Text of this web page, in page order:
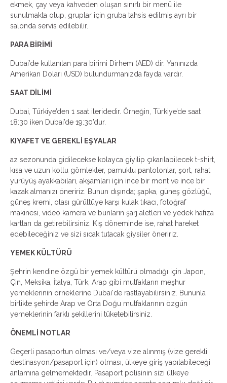
ekmek, çay veya kahveden oluşan sınırlı bir menü ile
sunulmakta olup, gruplar için gruba tahsis edilmiş ayrı bir
salonda servis edilebilir.
PARA BİRİMİ
Dubai’de kullanılan para birimi Dirhem (AED) dir. Yanınızda
Amerikan Doları (USD) bulundurmanızda fayda vardır.
SAAT DİLİMİ
Dubai, Türkiye’den 1 saat ileridedir. Örneğin, Türkiye’de saat
18:30 iken Dubai’de 19:30’dur.
KIYAFET VE GEREKLİ EŞYALAR
az sezonunda gidilecekse kolayca giyilip çıkarılabilecek t-shirt,
kısa ve uzun kollu gömlekler, pamuklu pantolonlar, şort, rahat
yürüyüş ayakkabıları, akşamları için ince bir mont ve ince bir
kazak almanızı öneririz. Bunun dışında; şapka, güneş gözlüğü,
güneş kremi, olası gürültüye karşı kulak tıkacı, fotoğraf
makinesi, video kamera ve bunların şarj aletleri ve yedek hafıza
kartları da getirebilirsiniz. Kış döneminde ise, rahat hareket
edebileceğiniz ve sizi sıcak tutacak giysiler öneririz.
YEMEK KÜLTÜRÜ
Şehrin kendine özgü bir yemek kültürü olmadığı için Japon,
Çin, Meksika, İtalya, Türk, Arap gibi mutfakların meşhur
yemeklerinin örneklerine Dubai'de rastlayabilirsiniz. Bununla
birlikte şehirde Arap ve Orta Doğu mutfaklarının özgün
yemeklerinin farklı şekillerini tüketebilirsiniz.
ÖNEMLİ NOTLAR
Geçerli pasaportun olması ve/veya vize alınmış (vize gerekli
destinasyon/pasaport için) olması, ülkeye giriş yapılabileceği
anlamına gelmemektedir. Pasaport polisinin sizi ülkeye